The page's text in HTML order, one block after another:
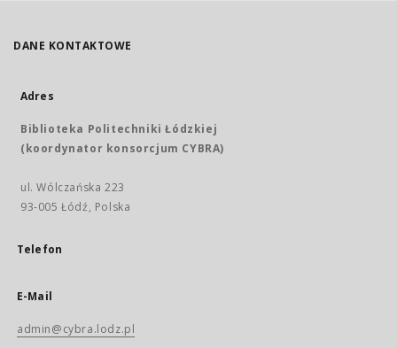
DANE KONTAKTOWE
Adres
Biblioteka Politechniki Łódzkiej
(koordynator konsorcjum CYBRA)
ul. Wólczańska 223
93-005 Łódź, Polska
Telefon
E-Mail
admin@cybra.lodz.pl